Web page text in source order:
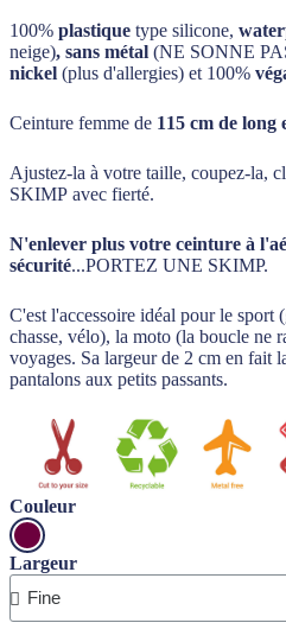
100% plastique type silicone,
neige), sans métal (NE SONNE
nickel (plus d'allergies) et 100%
Ceinture femme de 115 cm de long
Ajustez-la à votre taille, coupez-la,
SKIMP avec fierté.
N'enlever plus votre ceinture à
sécurité...PORTEZ UNE SKIMP.
C'est l'accessoire idéal pour le sport
chasse, vélo), la moto (la boucle ne
voyages. Sa largeur de 2 cm en fait
pantalons aux petits passants.
Couleur
Largeur